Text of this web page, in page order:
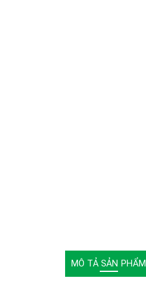
MÔ TẢ SẢN PHẨM